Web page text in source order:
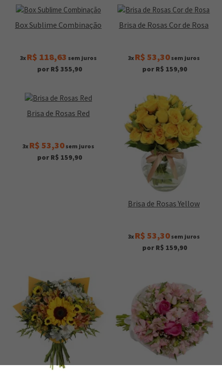
Box Sublime Combinação
3x R$ 118,63 sem juros
por R$ 355,90
Brisa de Rosas Cor de Rosa
3x R$ 53,30sem juros
por R$ 159,90
Brisa de Rosas Red
3x R$ 53,30 sem juros
por R$ 159,90
Brisa de Rosas Yellow
3x R$ 53,30sem juros
por R$ 159,90